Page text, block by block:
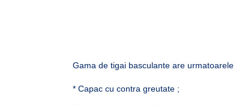
Gama de tigai basculante are urmatoarele
* Capac cu contra greutate ;